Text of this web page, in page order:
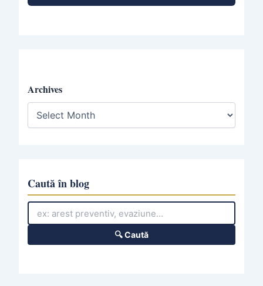
Archives
A
c
e
s
Caută în blog
🔍 Caută